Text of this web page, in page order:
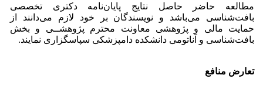
مطالعه حاضر حاصل نتایج پایان‌نامه دکتری تخصصی
بافت‌شناسی می‌باشد و نویسندگان بر خود لازم می‌دانند از
حمایت مالی و پژوهشی معاونت محترم پژوهشــی و بخش
بافت‌شناسی و آناتومی دانشکده دامپزشکی سپاسگزاری نمایند.
تعارض منافع